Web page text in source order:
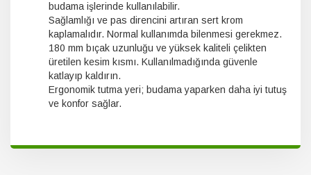
budama işlerinde kullanılabilir.
Sağlamlığı ve pas direncini artıran sert krom
kaplamalıdır. Normal kullanımda bilenmesi gerekmez.
180 mm bıçak uzunluğu ve yüksek kaliteli çelikten
üretilen kesim kısmı. Kullanılmadığında güvenle
katlayıp kaldırın.
Ergonomik tutma yeri; budama yaparken daha iyi tutuş
ve konfor sağlar.